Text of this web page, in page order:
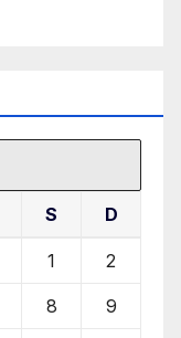
S D
1 2
8 9